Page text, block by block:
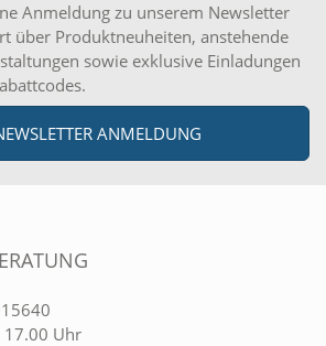
Anmeldung zu unserem Newsletter
über Produktneuheiten, anstehende
sowie exklusive Einladungen
ANMELDUNG
17.00 Uhr